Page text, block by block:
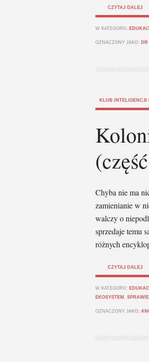
CZYTAJ DALEJ
W KATEGORII:
OZNACZONY JAKO:
KLUB INTELIGENCJI
Chyba nie ma
zamienianie w
walczy o
sprzedaje temu
różnych
CZYTAJ DALEJ
W KATEGORII:
EKOSYSTEM ,
OZNACZONY JAKO: